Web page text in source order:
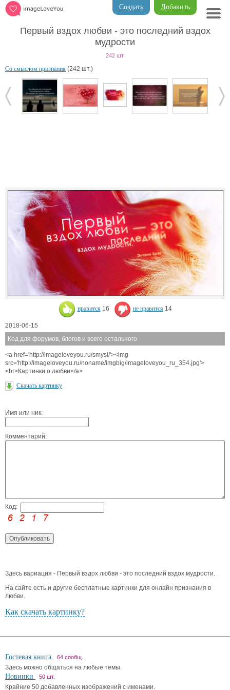
Добавить
Создать
Первый вздох любви - это последний вздох
мудрости
242 шт.
Со смыслом признания (242 шт.)
нравится 16 не нравится 14
2018-06-15
Код для форумов, блогов и всего остального
<a href='http://imageloveyou.ru/smysl/'><img
src='http://imageloveyou.ru/noname/imgbig/imageloveyou_ru_354.jpg'>
<br>Картинки о любви</a>
Скачать картинку
Имя или ник:
Комментарий:
Код:
Здесь вариация - Первый вздох любви - это последний вздох мудрости.
На сайте есть и другие бесплатные картинки для онлайн признания в
любви.
Как скачать картинку?
Гостевая книга 64 сообщ.
Здесь можно общаться на любые темы.
Новинки 50 шт.
Крайние 50 добавленных изображений с именами.